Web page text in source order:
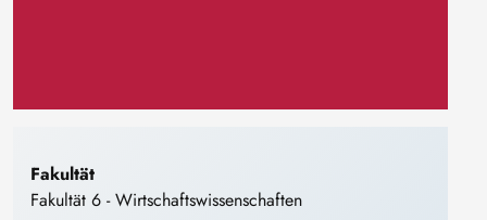
Fakultät
Fakultät 6 - Wirtschaftswissenschaften